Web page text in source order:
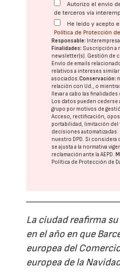
Autorizo el envío
de terceros vía
He leído y acepto
Política de Protección
Responsable:
Finalidades: Suscripción a
newsletter(s). Gestión de
Envío de emails
relativos a intereses
asociados.Conservación:
relación con Ud., o
llevar a cabo las
Los datos pueden cederse
grupo por motivos de
Acceso, rectificación,
portabilidad, limitación del
decisiones automatizadas:
nuestro DPD. Si considera
se ajusta a la normativa
reclamación ante laAEPD.
Política de Protección de
La ciudad reafirma
en el año en que
europea del
europea de la